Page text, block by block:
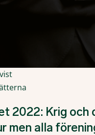
2022: Krig och
men alla